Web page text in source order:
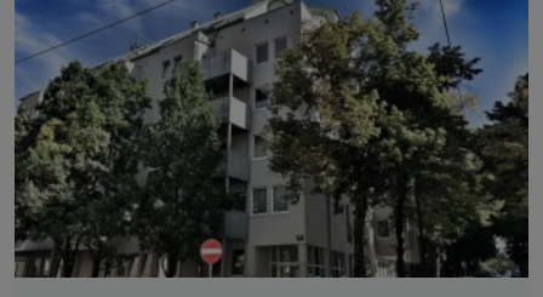
und der Performance von Inhalten,
Liste der Partner (Lieferanten)